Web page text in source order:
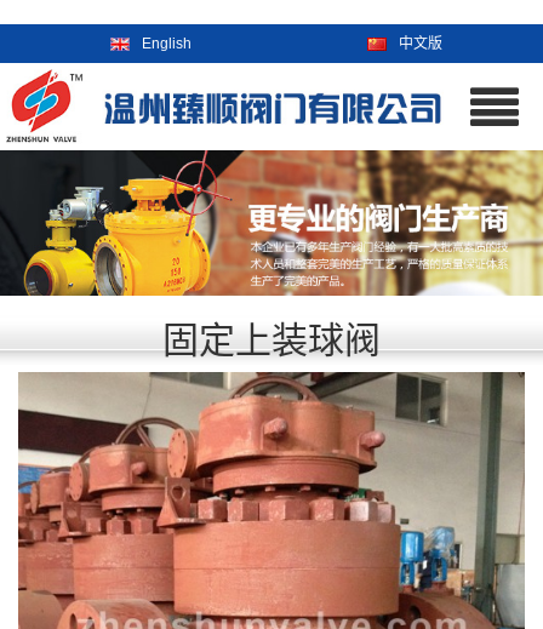
中文版
English
固定上装球阀